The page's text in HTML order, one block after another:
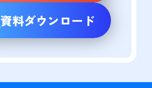
資料ダウンロード